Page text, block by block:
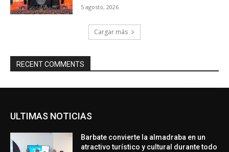
5 agosto, 2026
Cargar más
RECENT COMMENTS
ULTIMAS NOTICIAS
Barbate convierte la almadraba en un
atractivo turístico y cultural durante todo